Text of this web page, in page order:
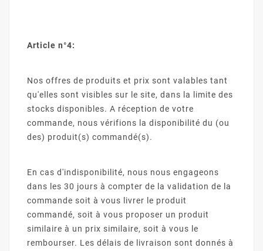
Article n°4:
Nos offres de produits et prix sont valables tant
qu'elles sont visibles sur le site, dans la limite des
stocks disponibles. A réception de votre
commande, nous vérifions la disponibilité du (ou
des) produit(s) commandé(s).
En cas d'indisponibilité, nous nous engageons
dans les 30 jours à compter de la validation de la
commande soit à vous livrer le produit
commandé, soit à vous proposer un produit
similaire à un prix similaire, soit à vous le
rembourser. Les délais de livraison sont donnés à